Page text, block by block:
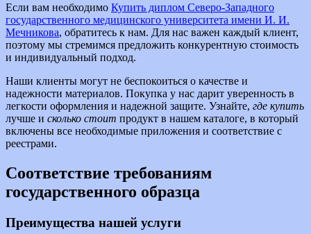
Если вам необходимо Купить диплом Северо-Западного
государственного медицинского университета имени И. И.
Мечникова, обратитесь к нам. Для нас важен каждый клиент,
поэтому мы стремимся предложить конкурентную стоимость
и индивидуальный подход.
Наши клиенты могут не беспокоиться о качестве и
надежности материалов. Покупка у нас дарит уверенность в
легкости оформления и надежной защите. Узнайте, где купить
лучше и сколько стоит продукт в нашем каталоге, в который
включены все необходимые приложения и соответствие с
реестрами.
Соответствие требованиям
государственного образца
Преимущества нашей услуги